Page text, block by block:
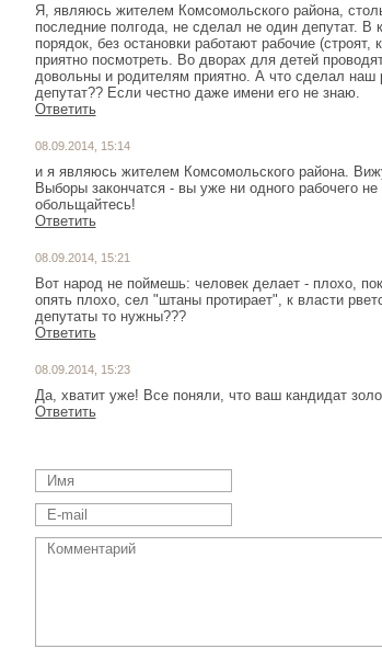
Я, являюсь жителем Комсомольского района,
последние полгода, не сделал не один депутат. В
порядок, без остановки работают рабочие (строят,
приятно посмотреть. Во дворах для детей
довольны и родителям приятно. А что сделал наш
депутат?? Если честно даже имени его не знаю.
Ответить
08.09.2014, 15:14
и я являюсь жителем Комсомольского района.
Выборы закончатся - вы уже ни одного рабочего
обольщайтесь!
Ответить
08.09.2014, 15:21
Вот народ не поймешь: человек делает - плохо,
опять плохо, сел "штаны протирает", к власти
депутаты то нужны???
Ответить
08.09.2014, 15:23
Да, хватит уже! Все поняли, что ваш кандидат
Ответить